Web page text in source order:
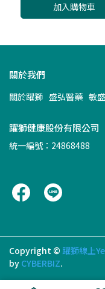
加入購物車
關於我們
關於躍獅 盛弘醫藥 敏
躍獅健康股份有限公司
統一編號：24868488
Copyright © 躍獅線上
by CYBERBIZ.